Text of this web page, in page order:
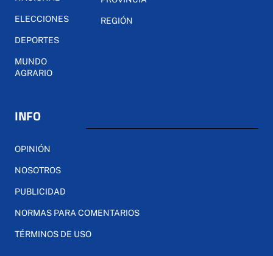
ELECCIONES
DEPORTES
MUNDO
AGRARIO
REGIÓN
INFO
OPINIÓN
NOSOTROS
PUBLICIDAD
NORMAS PARA COMENTARIOS
TÉRMINOS DE USO